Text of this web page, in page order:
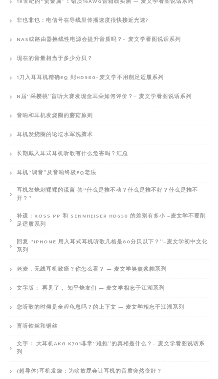
非也非也：电信号在导线里传播速度很快接近光速?
NAS或路由器换线性电源会提升音质吗？– 麦文学看图说话系列
现在的音量相当于多少分贝？
1刀入耳耳机精确EQ 到HD580–麦文学不用削足适履系列
N届“采樱桃”盲听大赛发现金耳朵如何评价？– 麦文学看图说话系列
音响和耳机发烧圈的蘑菇原则
耳机发烧圈的论坛水军洗脑术
长期戴入耳式耳机听歌有什么危害吗？汇总
耳机“调音”及音响终极EQ老法
耳机发烧刺裸裸的谎言 答“什么是推不动？什么是推不好？什么是推不
开？”
补遗：KOSS PP 和 SENNHEISER HD650 的差别有多小 –麦文学不要削
足适履系列
回复 “IPHONE 用入耳式耳机听歌几格是80分贝以下？”–麦文学初中文化
系列
老麦，无线耳机致癌？你怎么看？ — 麦文学笑熬浆糊系列
文字版： 再见了， 知乎烧友们 — 麦文学相忘于江湖系列
您听歌的时候是全程龟息吗？的上下文 — 麦文学相忘于江湖系列
盲听铁丝和铜丝
文字： 大耳机AKG K701非常“难推”的真相是什么？– 麦文学看图说话系
列
(超导体)耳机发烧：为啥放屁会让耳机的音质突然变好？